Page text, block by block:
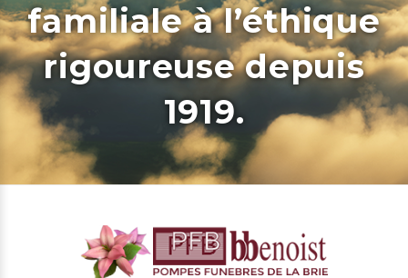
familiale à l’éthique
rigoureuse depuis
1919.